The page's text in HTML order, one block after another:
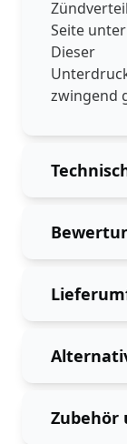
Seite
Dieser
zwingend
Zubehör